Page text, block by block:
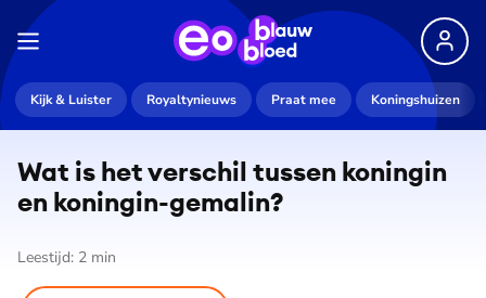
Kijk & Luister Royaltynieuws Praat mee Koningshuizen
Wat is het verschil tussen koningin
en koningin-gemalin?
Leestijd: 2 min